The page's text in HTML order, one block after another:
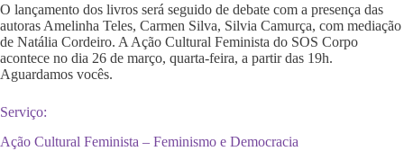
O lançamento dos livros será seguido de debate com a presença das
autoras Amelinha Teles, Carmen Silva, Silvia Camurça, com mediação
de Natália Cordeiro. A Ação Cultural Feminista do SOS Corpo
acontece no dia 26 de março, quarta-feira, a partir das 19h.
Aguardamos vocês.
Serviço:
Ação Cultural Feminista – Feminismo e Democracia